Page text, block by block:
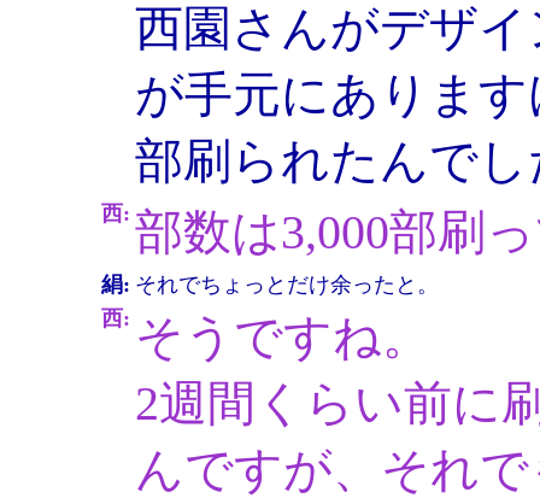
西園さんがデザ
が手元にありま
部刷られたんで
西: 部数は3,000部刷
絹: それでちょっとだけ余ったと。
西: そうですね。
2週間くらい前に
んですが、それ